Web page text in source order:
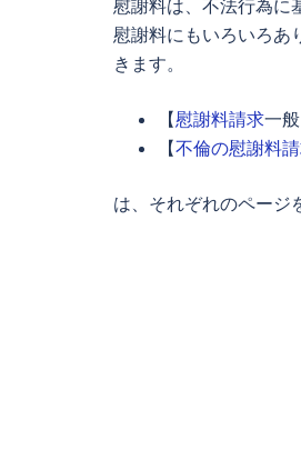
慰謝料は、不法行為に
慰謝料にもいろいろあ
きます。
【慰謝料請求一般
【不倫の慰謝料
は、それぞれのページ